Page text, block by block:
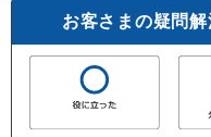
お客さまの疑問